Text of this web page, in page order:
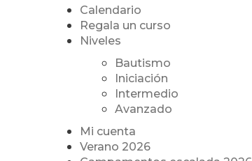
Calendario
Regala un curso
Niveles
Bautismo
Iniciación
Intermedio
Avanzado
Mi cuenta
Verano 2026